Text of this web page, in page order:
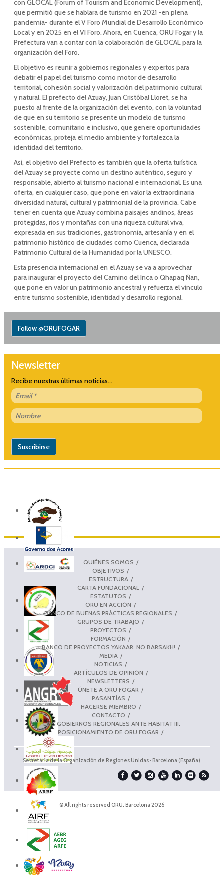
con GLOCAL (Forum of Tourism and Economic Development),
que permitió que se hablara de turismo en 2021 -en plena
pandemia- durante el V Foro Mundial de Desarrollo Económico
Local y en 2025 en el VI Foro. Ahora, en Cuenca, ORU Fogar y la
Prefectura van a contar con la colaboración de GLOCAL para la
organización del Foro.
El objetivo es reunir a gobiernos regionales y expertos para
debatir el papel del turismo como motor de desarrollo
territorial, cohesión social y valorización del patrimonio cultural
y natural. El prefecto del Azuay, Juan Cristóbal Lloret, se ha
puesto al frente de la organización del evento, con la voluntad
de que en su territorio se presente un modelo de turismo
sostenible, comunitario e inclusivo, que genere oportunidades
económicas, proteja el medio ambiente y fortalezca la
identidad del territorio.
Así, el objetivo del Prefecto es también que la oferta turística
del Azuay se proyecte como un destino auténtico, seguro y
responsable, abierto al turismo nacional e internacional. Es una
oferta, en cualquier caso, que pone en valor la extraordinaria
diversidad natural, cultural y patrimonial de la provincia. Cabe
tener en cuenta que Azuay combina paisajes andinos, áreas
protegidas, ríos y montañas con una riqueza cultural viva,
expresada en sus tradiciones, gastronomía, artesanía y en el
patrimonio histórico de ciudades como Cuenca, declarada
Patrimonio Cultural de la Humanidad por la UNESCO.
Esta presencia internacional en el Azuay se va a aprovechar
para inaugurar el proyecto del Camino del Inca o Qhapaq Ñan,
que pone en valor un patrimonio ancestral y refuerza el vínculo
entre turismo sostenible, identidad y desarrollo regional.
Follow @ORUFOGAR
Newsletter
Recibe nuestras últimas noticias...
QUIÉNES SOMOS
OBJETIVOS
ESTRUCTURA
CARTA FUNDACIONAL
ESTATUTOS
ORU EN ACCIÓN
BANCO DE BUENAS PRÁCTICAS REGIONALES
GRUPOS DE TRABAJO
PROYECTOS
FORMACIÓN
BANCO DE PROYECTOS YAKAAR, NO BARSAKH!
MEDIA
NOTICIAS
ARTÍCULOS DE OPINIÓN
NEWSLETTERS
ÚNETE A ORU FOGAR
PASANTÍAS
HACERSE MIEMBRO
CONTACTO
LOS GOBIERNOS REGIONALES ANTE HABITAT III.
POSICIONAMIENTO DE ORU FOGAR
Secretaría de la Organización de Regiones Unidas · Barcelona (España)
© All rights reserved ORU. Barcelona 2026